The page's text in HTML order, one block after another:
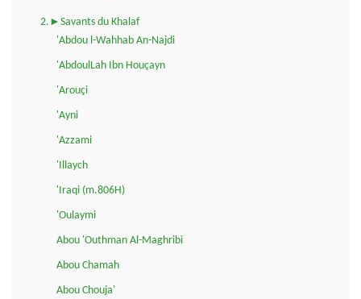
2.►Savants du Khalaf
'Abdou l-Wahhab An-Najdi
'AbdoulLah Ibn Houçayn
'Arouçi
'Ayni
'Azzami
'Illaych
'Iraqi (m.806H)
'Oulaymi
Abou 'Outhman Al-Maghribi
Abou Chamah
Abou Chouja'